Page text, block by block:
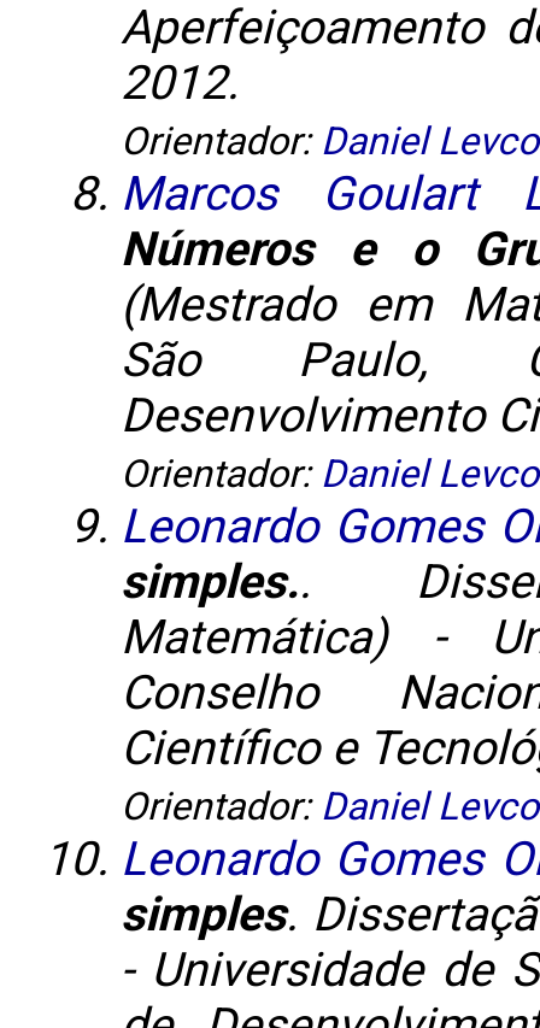
Aperfeiçoamento
2012.
Orientador: Daniel
Marcos Goulart
Números e o
(Mestrado em
São Paulo,
Desenvolvimento
Orientador: Daniel
Leonardo Gomes
simples..
Matemática) -
Conselho
Científico e
Orientador: Daniel
Leonardo Gomes
simples.
- Universidade de